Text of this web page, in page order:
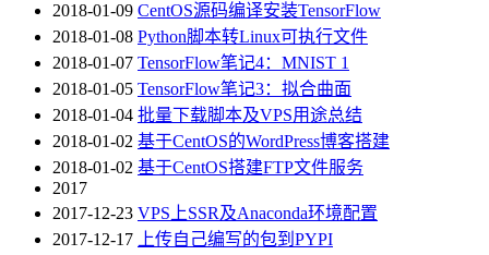
2018-01-09 CentOS源码编译安装TensorFlow
2018-01-08 Python脚本转Linux可执行文件
2018-01-07 TensorFlow笔记4：MNIST 1
2018-01-05 TensorFlow笔记3：拟合曲面
2018-01-04 批量下载脚本及VPS用途总结
2018-01-02 基于CentOS的WordPress博客搭建
2018-01-02 基于CentOS搭建FTP文件服务
2017
2017-12-23 VPS上SSR及Anaconda环境配置
2017-12-17
上传自己编写的包到PYPI